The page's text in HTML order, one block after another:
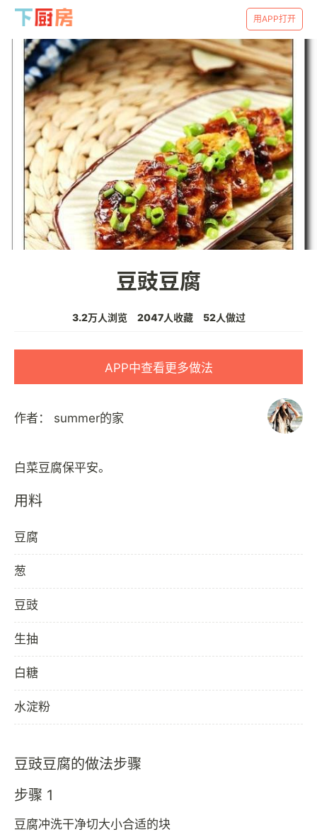
用APP打开
豆豉豆腐
3.2万人浏览 2047人收藏 52人做过
APP中查看更多做法
作者： summer的家
用料
豆腐
葱
豆豉
生抽
白糖
水淀粉
豆豉豆腐的做法步骤
步骤 1
豆腐冲洗干净切大小合适的块